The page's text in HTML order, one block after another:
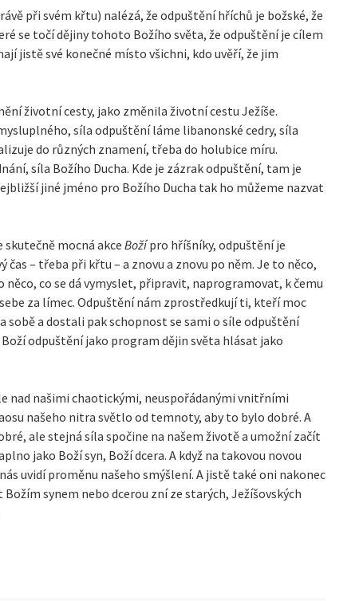
při svém křtu) nalézá, že odpuštění hříchů je božské, že
se točí dějiny tohoto Božího světa, že odpuštění je cílem
jistě své konečné místo všichni, kdo uvěří, že jim
životní cesty, jako změnila životní cestu Ježíše.
síla odpuštění láme libanonské cedry, síla
do různých znamení, třeba do holubice míru.
síla Božího Ducha. Kde je zázrak odpuštění, tam je
jiné jméno pro Božího Ducha tak ho můžeme nazvat
skutečně mocná akce Božípro hříšníky, odpuštění je
čas – třeba při křtu – a znovu a znovu po něm. Je to něco,
co se dá vymyslet, připravit, naprogramovat, k čemu
za límec. Odpuštění nám zprostředkují ti, kteří moc
sobě a dostali pak schopnost se sami o síle odpuštění
odpuštění jako program dějin světa hlásat jako
nad našimi chaotickými, neuspořádanými vnitřními
našeho nitra světlo od temnoty, aby to bylo dobré. A
ale stejná síla spočine na našem životě a umožní začít
jako Boží syn, Boží dcera. A když na takovou novou
uvidí proměnu našeho smýšlení. A jistě také oni nakonec
synem nebo dcerou zní ze starých, Ježíšovských